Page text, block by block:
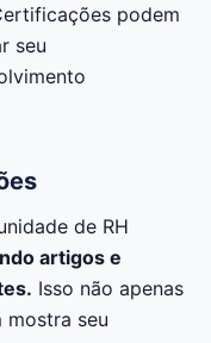
podem
seu
de RH
artigos e
Isso não apenas
mostra seu